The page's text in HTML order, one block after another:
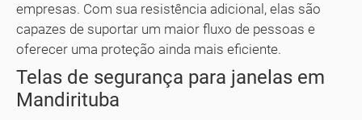
empresas. Com sua resistência adicional, elas são
capazes de suportar um maior fluxo de pessoas e
oferecer uma proteção ainda mais eficiente.
Telas de segurança para janelas em
Mandirituba